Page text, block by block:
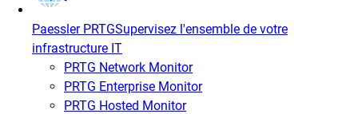
Paessler PRTGSupervisez l'ensemble de votre
infrastructure IT
PRTG Network Monitor
PRTG Enterprise Monitor
PRTG Hosted Monitor